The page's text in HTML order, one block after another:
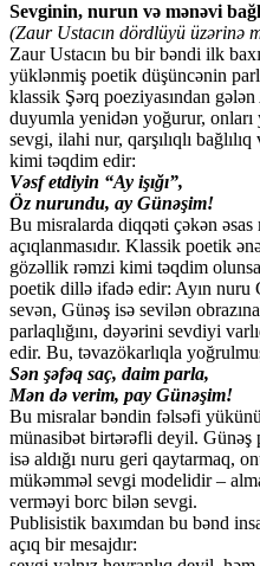
Sevginin, nurun və mənəvi
(Zaur Ustacın dördlüyü üzərinə
Zaur Ustacın bu bir bəndi ilk
yüklənmiş poetik düşüncənin
klassik Şərq poeziyasından
duyumla yenidən yoğurur,
sevgi, ilahi nur, qarşılıqlı
kimi təqdim edir:
Vəsf etdiyin “Ay işığı”,
Öz nurundu, ay Günəşim!
Bu misralarda diqqəti çəkən əsas
açıqlanmasıdır. Klassik poetik
gözəllik rəmzi kimi təqdim
poetik dillə ifadə edir: Ayın nuru
sevən, Günəş isə sevilən
parlaqlığını, dəyərini sevdiyi
edir. Bu, təvazökarlıqla
Sən şəfəq saç, daim parla,
Mən də verim, pay Günəşim!
Bu misralar bəndin fəlsəfi
münasibət birtərəfli deyil. Günəş
isə aldığı nuru geri qaytarmaq,
mükəmməl sevgi modelidir –
verməyi borc bilən sevgi.
Publisistik baxımdan bu bənd
açıq bir mesajdır: